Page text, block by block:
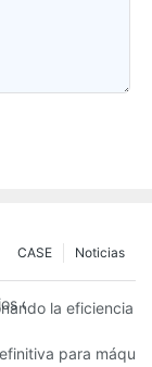
Noticias
CASE
de unla eficiencia
de tubos
para